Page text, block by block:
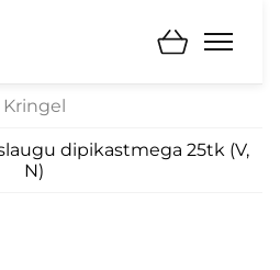
Kringel
dipikastmega 25tk (V,
N)